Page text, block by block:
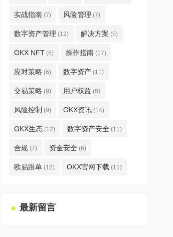
实战指南 (7) 风险管理 (7)
数字资产管理 (12) 解决方案 (5)
OKX NFT (5) 操作指南 (17)
应对策略 (6) 数字资产 (11)
交易策略 (9) 用户权益 (8)
风险控制 (9) OKX资讯 (14)
OKX生态 (12) 数字资产安全 (11)
合规 (7) 资金安全 (6)
欧易跟单 (12) OKX官网下载 (11)
最新留言